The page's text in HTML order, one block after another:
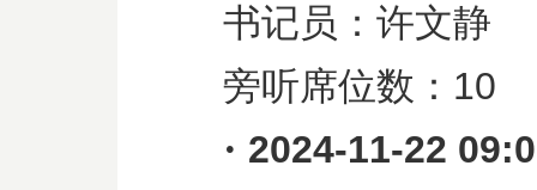
书记员：许文静
旁听席位数： 10
· 2024-11-22